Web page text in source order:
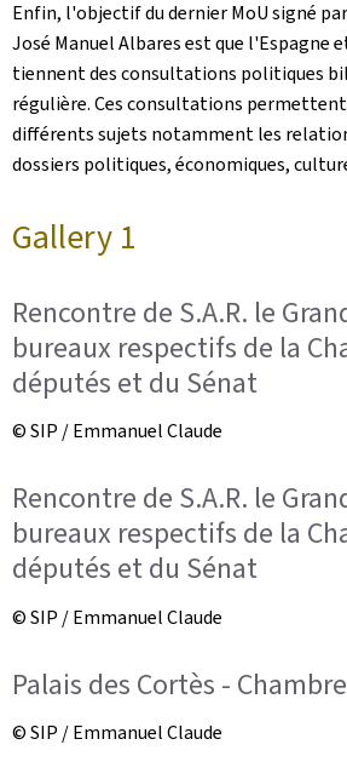
Enfin, l'objectif du dernier MoU signé
José Manuel Albares est que l'Espagne
tiennent des consultations politiques
régulière. Ces consultations permettent
différents sujets notamment les
dossiers politiques, économiques,
Gallery 1
Rencontre de S.A.R. le
bureaux respectifs de la
députés et du Sénat
© SIP / Emmanuel Claude
Rencontre de S.A.R. le
bureaux respectifs de la
députés et du Sénat
© SIP / Emmanuel Claude
Palais des Cortès -
© SIP / Emmanuel Claude